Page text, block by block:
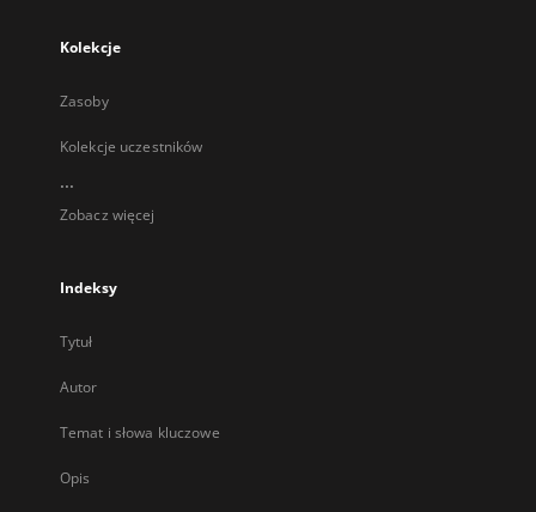
Kolekcje
Zasoby
Kolekcje uczestników
...
Zobacz więcej
Indeksy
Tytuł
Autor
Temat i słowa kluczowe
Opis